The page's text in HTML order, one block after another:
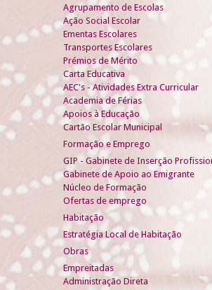
Agrupamento de Escolas
Ação Social Escolar
Ementas Escolares
Transportes Escolares
Prémios de Mérito
Carta Educativa
AEC's - Atividades Extra Curricular
Academia de Férias
Apoios à Educação
Cartão Escolar Municipal
Formação e Emprego
GIP - Gabinete de Inserção
Gabinete de Apoio ao Emigrante
Núcleo de Formação
Ofertas de emprego
Habitação
Estratégia Local de Habitação
Obras
Empreitadas
Administração Direta